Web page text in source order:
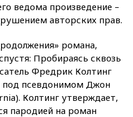
ведома произведение –
авторских прав.
романа,
Пробираясь сквозь
Фредрик Колтинг
псевдонимом Джон
Колтинг утверждает,
пародией на роман